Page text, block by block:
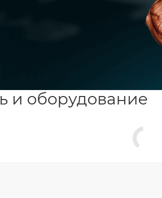
и оборудование